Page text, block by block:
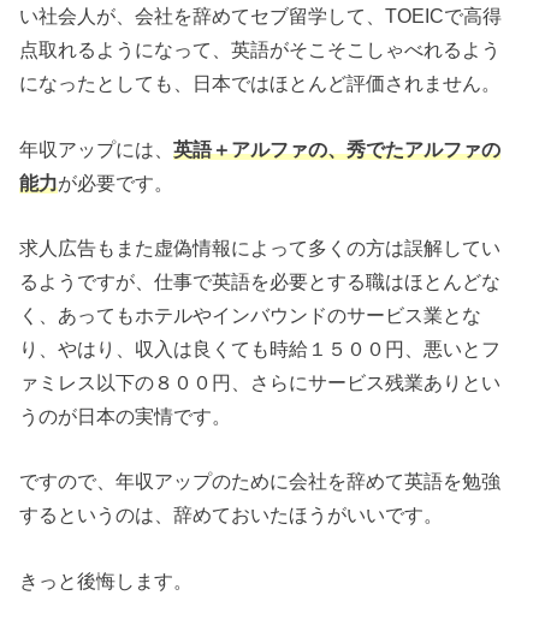
い社会人が、会社を辞めてセブ留学して、TOEICで高得
点取れるようになって、英語がそこそこしゃべれるよう
になったとしても、日本ではほとんど評価されません。
年収アップには、英語＋アルファの、秀でたアルファの
能力が必要です。
求人広告もまた虚偽情報によって多くの方は誤解してい
るようですが、仕事で英語を必要とする職はほとんどな
く、あってもホテルやインバウンドのサービス業とな
り、やはり、収入は良くても時給１５００円、悪いとフ
ァミレス以下の８００円、さらにサービス残業ありとい
うのが日本の実情です。
ですので、年収アップのために会社を辞めて英語を勉強
するというのは、辞めておいたほうがいいです。
きっと後悔します。